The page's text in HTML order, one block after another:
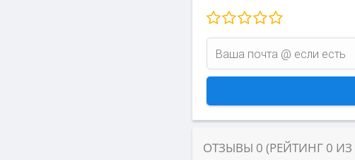
ОТЗЫВЫ 0 (РЕЙТИНГ 0 ИЗ